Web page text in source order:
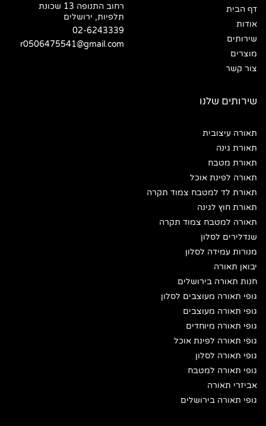
דף הבית
אודות
שירותים
מוצרים
צור קשר
שירותים שלנו
תאורה עיצובית
תאורת גינה
תאורת מטבח
תאורה לפינת אוכל
תאורת לד למטבח צמוד תקרה
תאורת חוץ לגינה
תאורה למטבח צמוד תקרה
שנדלירים לסלון
מנורות עמידה לסלון
יבואן תאורה
חנות תאורה בירושלים
גופי תאורה מעוצבים לסלון
גופי תאורה מעוצבים
גופי תאורה מיוחדים
גופי תאורה לפינת אוכל
גופי תאורה לסלון
גופי תאורה למטבח
אביזרי תאורה
גופי תאורה בירושלים
רחוב התנופה 13 שכונת
תלפיות, ירושלים
02-6243339
r0506475541@gmail.com